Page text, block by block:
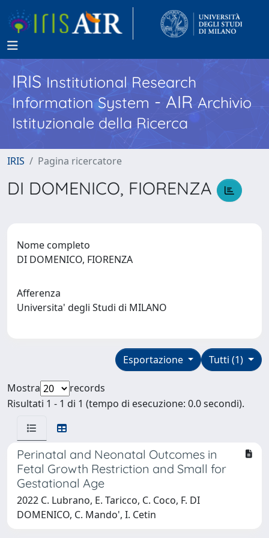
IRISInstitutional Research
Information System - AIR Archivio
Istituzionale della Ricerca
IRIS Pagina ricercatore
DI DOMENICO, FIORENZA
Nome completo
DI DOMENICO, FIORENZA
Afferenza
Universita' degli Studi di MILANO
Tutti (1)
Esportazione
Mostra
records
Risultati 1 - 1 di 1 (tempo di esecuzione: 0.0 secondi).
Perinatal and Neonatal Outcomes in
Fetal Growth Restriction and Small for
Gestational Age
2022 C. Lubrano, E. Taricco, C. Coco, F. DI
DOMENICO, C. Mando', I. Cetin